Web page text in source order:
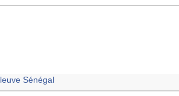
Sénégal